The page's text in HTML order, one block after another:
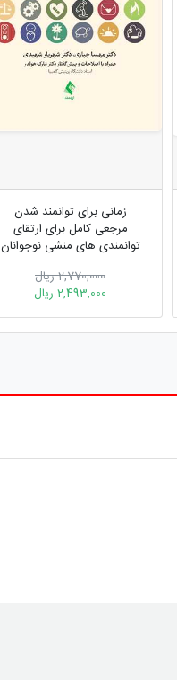
زمانی برای توانمند شدن
مرجعی کامل برای ارتقای
توانمندی های منشی نوجوانان
2,770,000 ریال
2,493,000 ریال